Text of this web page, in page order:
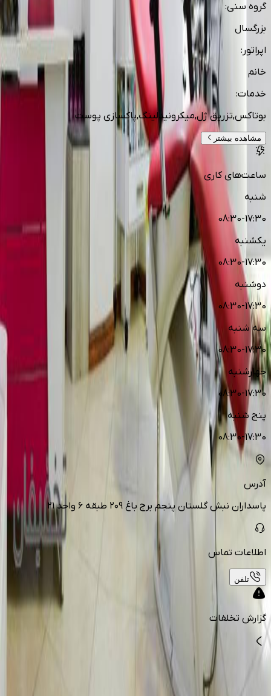
گروه سنی:
بزرگسال
اپراتور :
خانم
خدمات:
بوتاکس,تزریق ژل,میکرونیدلینگ,پاکسازی پوست
مشاهده بیشتر
ساعت‌های کاری
شنبه
08:30-17:30
یکشنبه
08:30-17:30
دوشنبه
08:30-17:30
سه شنبه
08:30-17:30
چهارشنبه
08:30-17:30
پنج شنبه
08:30-17:30
آدرس
پاسداران نبش گلستان پنجم برج باغ ۲۰۹ طبقه ۶ واحد ۲۱
اطلاعات تماس
تلفن
گزارش تخلفات